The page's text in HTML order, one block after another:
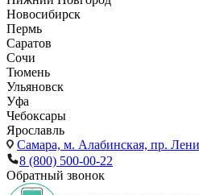
Новосибирск
Пермь
Саратов
Сочи
Тюмень
Ульяновск
Уфа
Чебоксары
Ярославль
Самара, м. Алабинская, пр.
8 (800) 500-00-22
Обратный звонок